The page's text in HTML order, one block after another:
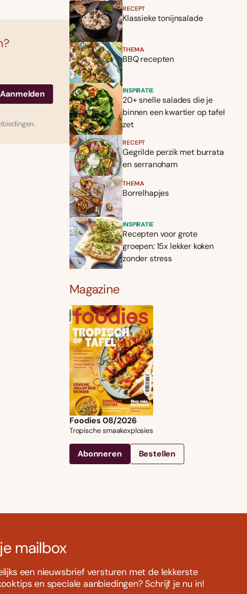
RECEPT
Klassieke tonijnsalade
THEMA
BBQ recepten
INSPIRATIE
20+ snelle salades die je
binnen een kwartier op tafel
zet
RECEPT
Gegrilde perzik met burrata
en serranoham
THEMA
Borrelhapjes
INSPIRATIE
Recepten voor grote
groepen: 15x lekker koken
zonder stress
Magazine
Foodies 08/2026
Tropische smaakexplosies
Abonneren Bestellen
mailbox
een nieuwsbrief versturen met de lekkerste
en speciale aanbiedingen? Schrijf je nu in!